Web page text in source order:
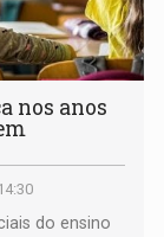
nos anos
do ensino